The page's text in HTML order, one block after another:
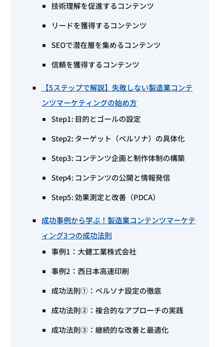
技術理解を促進するコンテンツ
リードを獲得するコンテンツ
SEOで潜在層を集めるコンテンツ
信頼を獲得するコンテンツ
【5ステップで解説】失敗しない製造業コンテ
ンツマーケティングの始め方
Step1: 目的とゴールの設定
Step2: ターゲット（ペルソナ）の具体化
Step3: コンテンツ企画と制作体制の構築
Step4: コンテンツの公開と情報発信
Step5: 効果測定と改善（PDCA）
成功事例から学ぶ！製造業コンテンツマーケテ
ィング3つの成功法則
事例1：大健工業株式会社
事例2：西日本高速印刷
成功法則①：ペルソナ設定の徹底
成功法則②：複合的なアプローチの実践
成功法則③：継続的な改善と最適化